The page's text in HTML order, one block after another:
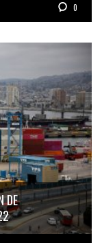
0
DE